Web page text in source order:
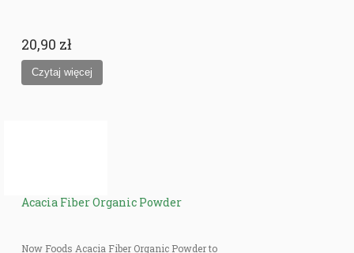
20,90 zł
Acacia Fiber Organic Powder
Now Foods Acacia Fiber Organic Powder to